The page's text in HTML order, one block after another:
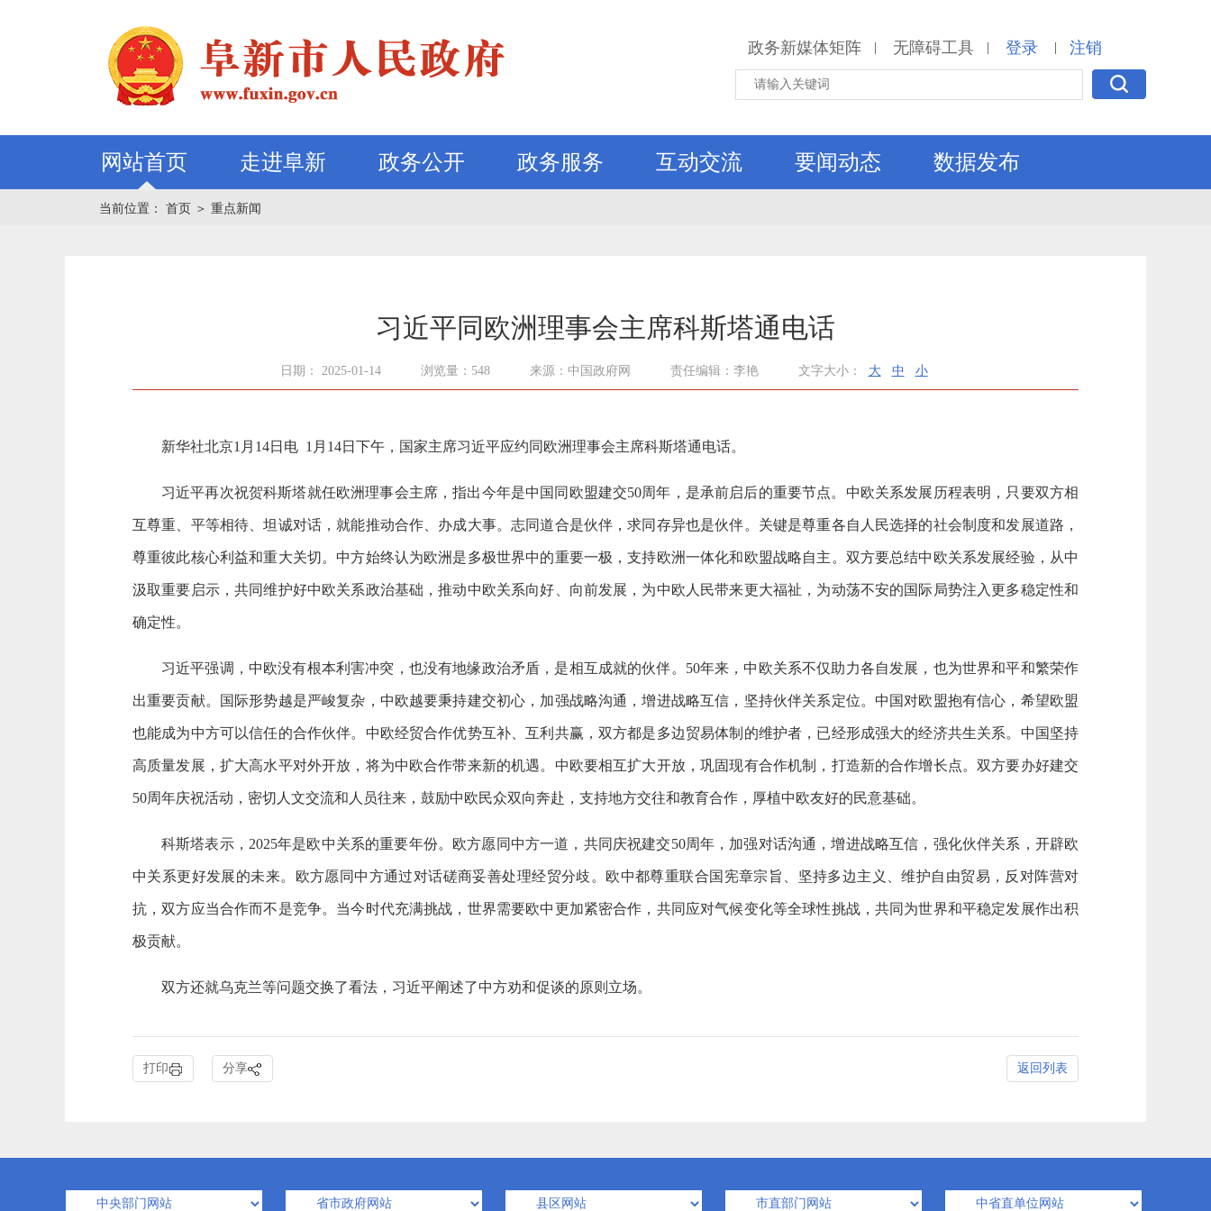
政务新媒体矩阵 | 无障碍工具 | 登录 | 注销
网站首页 走进阜新 政务公开 政务服务 互动交流 要闻动态 数据发布
当前位置： 首页 ＞ 重点新闻
习近平同欧洲理事会主席科斯塔通电话
日期： 2025-01-14 浏览量：548 来源：中国政府网 责任编辑：李艳 文字大小： 大 中 小
新华社北京1月14日电 1月14日下午，国家主席习近平应约同欧洲理事会主席科斯塔通电话。
习近平再次祝贺科斯塔就任欧洲理事会主席，指出今年是中国同欧盟建交50周年，是承前启后的重要节点。中欧关系发展历程表明，只要双方相
互尊重、平等相待、坦诚对话，就能推动合作、办成大事。志同道合是伙伴，求同存异也是伙伴。关键是尊重各自人民选择的社会制度和发展道路，
尊重彼此核心利益和重大关切。中方始终认为欧洲是多极世界中的重要一极，支持欧洲一体化和欧盟战略自主。双方要总结中欧关系发展经验，从中
汲取重要启示，共同维护好中欧关系政治基础，推动中欧关系向好、向前发展，为中欧人民带来更大福祉，为动荡不安的国际局势注入更多稳定性和
确定性。
习近平强调，中欧没有根本利害冲突，也没有地缘政治矛盾，是相互成就的伙伴。50年来，中欧关系不仅助力各自发展，也为世界和平和繁荣作
出重要贡献。国际形势越是严峻复杂，中欧越要秉持建交初心，加强战略沟通，增进战略互信，坚持伙伴关系定位。中国对欧盟抱有信心，希望欧盟
也能成为中方可以信任的合作伙伴。中欧经贸合作优势互补、互利共赢，双方都是多边贸易体制的维护者，已经形成强大的经济共生关系。中国坚持
高质量发展，扩大高水平对外开放，将为中欧合作带来新的机遇。中欧要相互扩大开放，巩固现有合作机制，打造新的合作增长点。双方要办好建交
50周年庆祝活动，密切人文交流和人员往来，鼓励中欧民众双向奔赴，支持地方交往和教育合作，厚植中欧友好的民意基础。
科斯塔表示，2025年是欧中关系的重要年份。欧方愿同中方一道，共同庆祝建交50周年，加强对话沟通，增进战略互信，强化伙伴关系，开辟欧
中关系更好发展的未来。欧方愿同中方通过对话磋商妥善处理经贸分歧。欧中都尊重联合国宪章宗旨、坚持多边主义、维护自由贸易，反对阵营对
抗，双方应当合作而不是竞争。当今时代充满挑战，世界需要欧中更加紧密合作，共同应对气候变化等全球性挑战，共同为世界和平稳定发展作出积
极贡献。
双方还就乌克兰等问题交换了看法，习近平阐述了中方劝和促谈的原则立场。
打印 分享 返回列表